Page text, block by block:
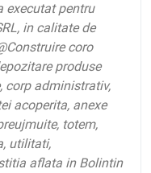
executat pentru
in calitate de
coro
produse
corp administrativ,
acoperita, anexe
totem,
utilitati,
aflata in Bolintin